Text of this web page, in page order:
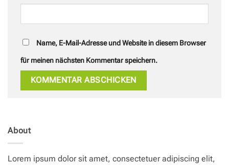
Name, E-Mail-Adresse und Website in diesem Browser
für meinen nächsten Kommentar speichern.
About
Lorem ipsum dolor sit amet, consectetuer adipiscing elit,